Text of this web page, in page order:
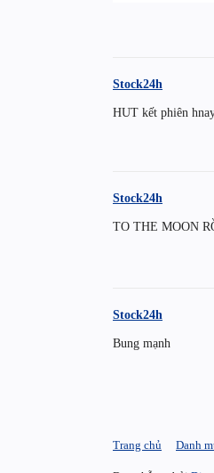
Stock24h
HUT kết phiên
Stock24h
TO THE MOON
Stock24h
Bung mạnh
Trang chủ Danh